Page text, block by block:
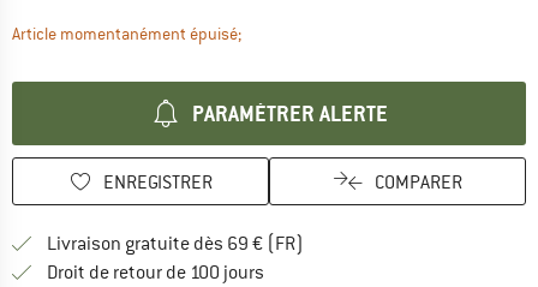
Article momentanément épuisé;Le lien s'ouvre dans une boîte
PARAMÉTRER ALERTE
ENREGISTRER COMPARER
Livraison gratuite dès 69 € (FR)
Droit de retour de 100 jours